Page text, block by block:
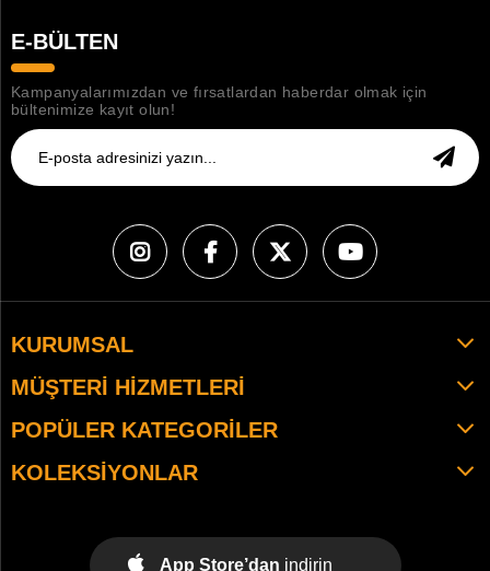
E-BÜLTEN
Kampanyalarımızdan ve fırsatlardan haberdar olmak için
bültenimize kayıt olun!
KURUMSAL
MÜŞTERI HIZMETLERI
POPÜLER KATEGORILER
KOLEKSIYONLAR
App Store’dan indirin